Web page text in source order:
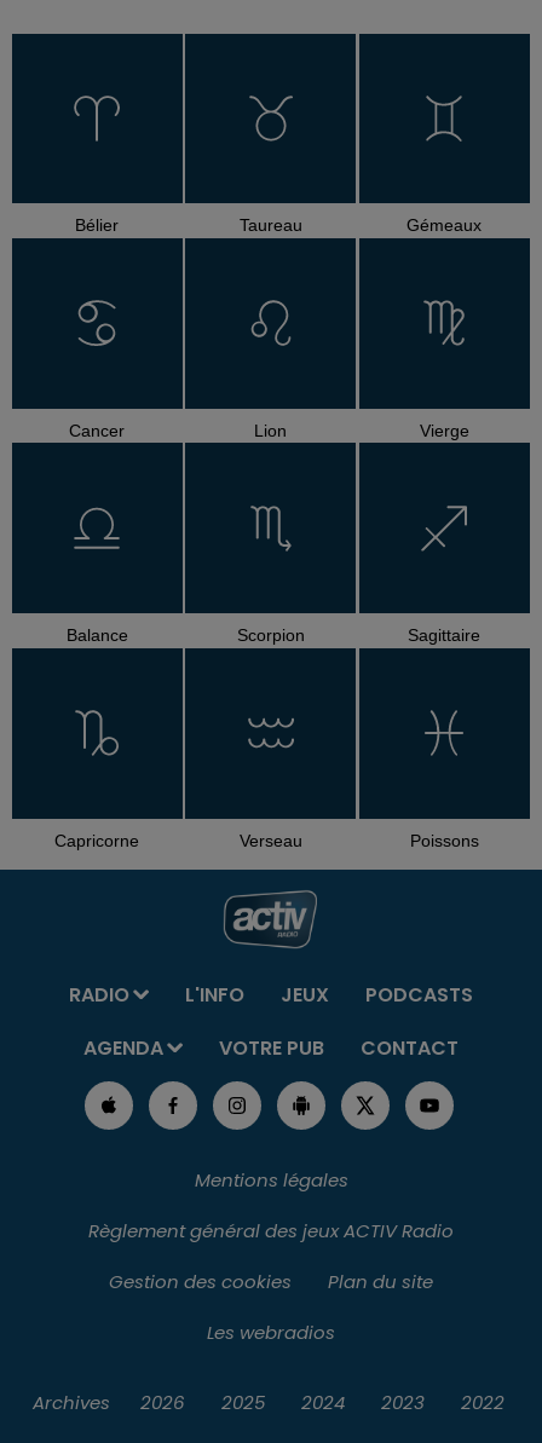
Bélier Taureau Gémeaux
Cancer Lion Vierge
Balance Scorpion Sagittaire
Capricorne Verseau Poissons
RADIO L'INFO JEUX
PODCASTS
AGENDA
VOTRE PUB CONTACT
Mentions légales
Règlement général des jeux ACTIV Radio
Gestion des cookies
Plan du site
Les webradios
Archives 2026 2025 2024 2023 2022